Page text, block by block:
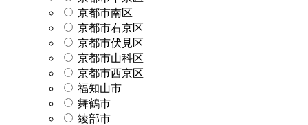
京都市南区
京都市右京区
京都市伏見区
京都市山科区
京都市西京区
福知山市
舞鶴市
綾部市